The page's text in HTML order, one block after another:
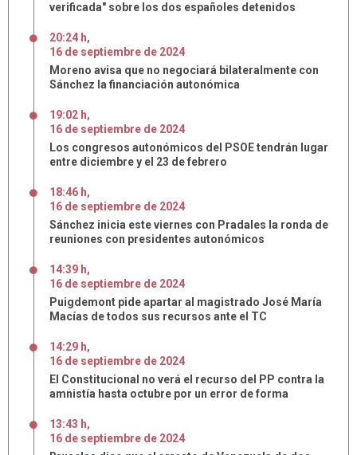
verificada" sobre los dos españoles detenidos
20:24 h,
16 de septiembre de 2024
Moreno avisa que no negociará bilateralmente con
Sánchez la financiación autonómica
19:02 h,
16 de septiembre de 2024
Los congresos autonómicos del PSOE tendrán lugar
entre diciembre y el 23 de febrero
18:46 h,
16 de septiembre de 2024
Sánchez inicia este viernes con Pradales la ronda de
reuniones con presidentes autonómicos
14:39 h,
16 de septiembre de 2024
Puigdemont pide apartar al magistrado José María
Macías de todos sus recursos ante el TC
14:29 h,
16 de septiembre de 2024
El Constitucional no verá el recurso del PP contra la
amnistía hasta octubre por un error de forma
13:43 h,
16 de septiembre de 2024